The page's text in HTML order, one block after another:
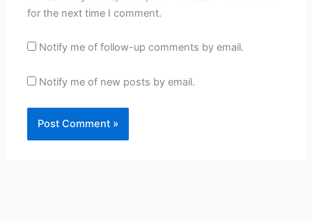
for the next time I comment.
Notify me of follow-up comments by email.
Notify me of new posts by email.